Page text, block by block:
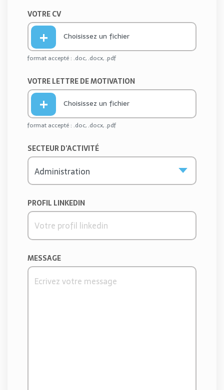
VOTRE CV
Choisissez un fichier
format accepté : .doc, .docx, .pdf
VOTRE LETTRE DE MOTIVATION
Choisissez un fichier
format accepté : .doc, .docx, .pdf
SECTEUR D’ACTIVITÉ
PROFIL LINKEDIN
MESSAGE